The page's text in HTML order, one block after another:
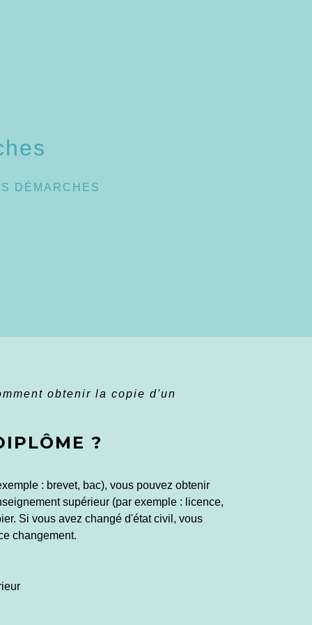
DÉMARCHES
obtenir la copie d'un
?
: brevet, bac), vous pouvez obtenir
supérieur (par exemple : licence,
Si vous avez changé d'état civil, vous
changement.